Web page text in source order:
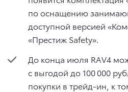
по оснащению
доступной версией
«Престиж Safety».
До конца июля RAV4
с выгодой до 100 000
покупки в трейд-ин, к